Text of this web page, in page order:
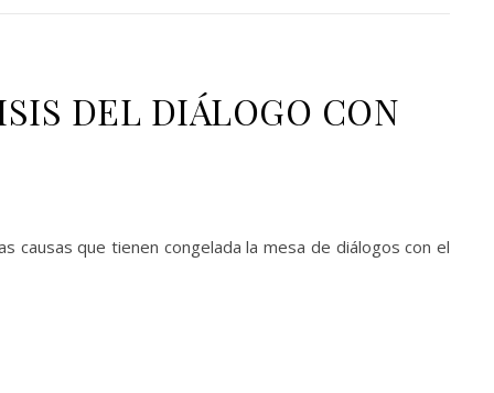
DEL DIÁLOGO CON
causas que tienen congelada la mesa de diálogos con el